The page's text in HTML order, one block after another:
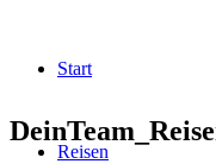
Start
Reisen